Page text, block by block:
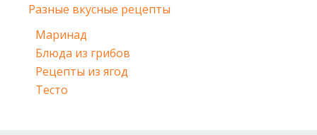
Разные вкусные рецепты
Маринад
Блюда из грибов
Рецепты из ягод
Тесто